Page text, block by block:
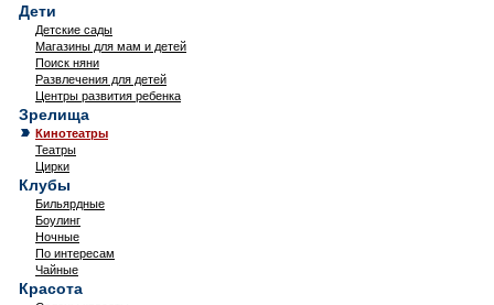
Дети
Детские сады
Магазины для мам и детей
Поиск няни
Развлечения для детей
Центры развития ребенка
Зрелища
Кинотеатры
Театры
Цирки
Клубы
Бильярдные
Боулинг
Ночные
По интересам
Чайные
Красота